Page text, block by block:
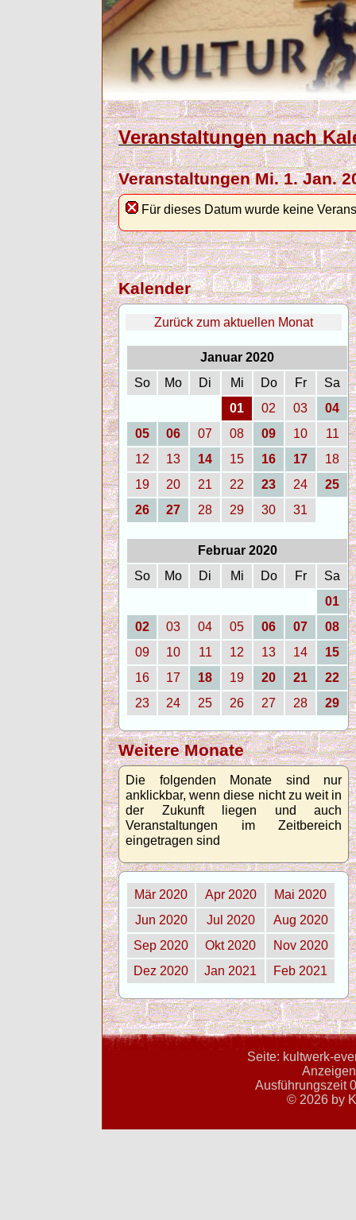
Veranstaltungen nach
Veranstaltungen Mi. 1. Jan.
Für dieses Datum wurde keine
Kalender
Zurück zum aktuellen Monat
Januar 2020
So
Mo Di Mi Do Fr
Sa
01
02 03
04
05
06 07 08 09 10
11
12
13 14 15 16 17
18
19
20 21 22 23 24
25
26
27 28 29 30 31
Februar 2020
So
Mo Di Mi Do Fr
Sa
01
02
03 04 05 06 07
08
09
10 11 12 13 14
15
16
17 18 19 20 21
22
23
24 25 26 27 28 29
Weitere Monate
Die folgenden Monate sind nur
anklickbar, wenn diese nicht zu weit in
der Zukunft liegen und auch
Veranstaltungen im Zeitbereich
eingetragen sind
Mär 2020 Apr 2020
Mai 2020
Jun 2020
Jul 2020
Aug 2020
Sep 2020
Okt 2020
Nov 2020
Dez 2020
Jan 2021 Feb 2021
Seite: kultwerk-
Ausführungszeit
© 2026 by